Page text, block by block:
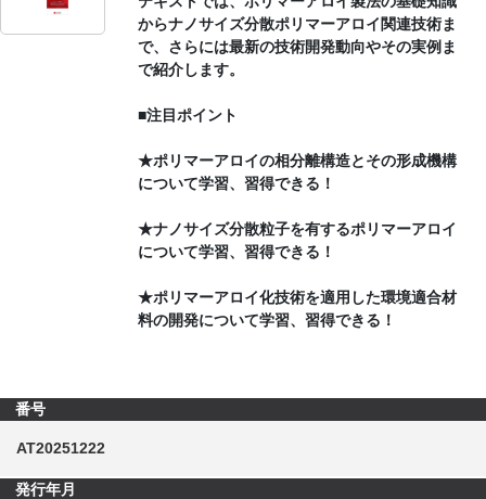
からナノサイズ分散ポリマーアロイ関連技術ま
で、さらには最新の技術開発動向やその実例ま
で紹介します。
■注目ポイント
★ポリマーアロイの相分離構造とその形成機構
について学習、習得できる！
★ナノサイズ分散粒子を有するポリマーアロイ
について学習、習得できる！
★ポリマーアロイ化技術を適用した環境適合材
料の開発について学習、習得できる！
番号
AT20251222
発行年月